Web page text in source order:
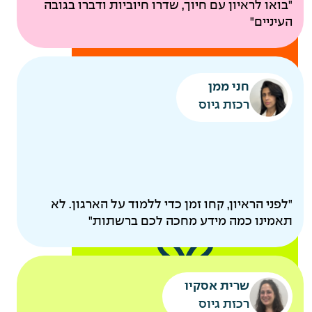
ביטוח בריאות קולקטיבי
בדיקות רפואיות תקופתיות
הורים
קייטנות מסובסדות
אקסטרא חופש להורים
"בואו לראיון עם חיוך, שדרו חיוביות ודברו בגובה
העיניים"
חני ממן
רכזת גיוס
"לפני הראיון, קחו זמן כדי ללמוד על הארגון. לא
תאמינו כמה מידע מחכה לכם ברשתות"
שרית אסקיו
רכזת גיוס